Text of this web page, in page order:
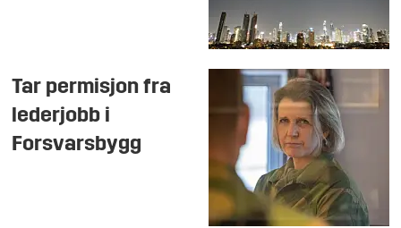
Tar permisjon fra
lederjobb i
Forsvarsbygg